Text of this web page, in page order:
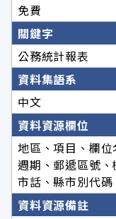
免費
關鍵字
公務統計報表
資料集語系
中文
資料資源欄位
地區、項目、欄
週期、郵遞區號
市話、縣市別代
資料資源備註